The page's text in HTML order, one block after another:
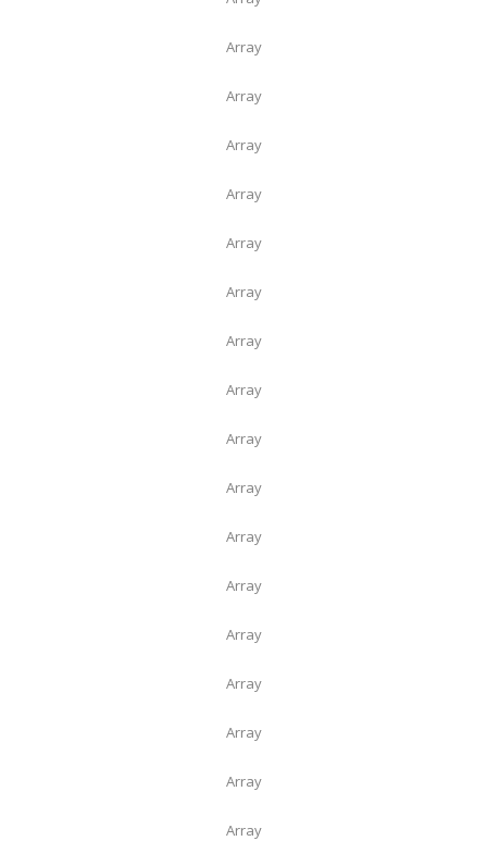
Array
Array
Array
Array
Array
Array
Array
Array
Array
Array
Array
Array
Array
Array
Array
Array
Array